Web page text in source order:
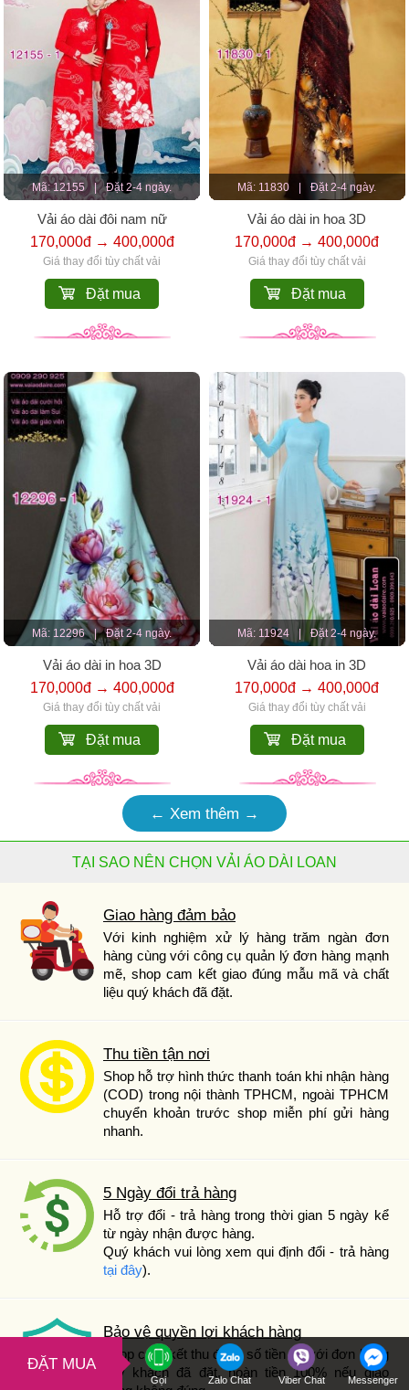
ĐẶT MUA
Gọi Zalo Chat Viber Chat Messenger
Mã: 12155 | Đặt 2-4 ngày.
Vải áo dài đôi nam nữ
170,000đ → 400,000đ
Giá thay đổi tùy chất vải
Đặt mua
Mã: 11830 Đặt 2-4 ngày.
Vải áo dài in hoa 3D
170,000đ → 400,000đ
Giá thay đổi tùy chất vải
Đặt mua
Mã: 12296 | Đặt 2-4 ngày.
Vải áo dài in hoa 3D
170,000đ → 400,000đ
Giá thay đổi tùy chất vải
Đặt mua
Mã: 11924 | Đặt 2-4 ngày.
Vải áo dài hoa in 3D
170,000đ → 400,000đ
Giá thay đổi tùy chất vải
Đặt mua
← Xem thêm →
TẠI SAO NÊN CHỌN VẢI ÁO DÀI LOAN
Giao hàng đảm bảo
Với kinh nghiệm xử lý hàng trăm ngàn đơn
hàng cùng với công cụ quản lý đơn hàng mạnh
mẽ, shop cam kết giao đúng mẫu mã và chất
liệu quý khách đã đặt.
Thu tiền tận nơi
Shop hỗ trợ hình thức thanh toán khi nhận hàng
(COD) trong nội thành TPHCM, ngoài TPHCM
chuyển khoản trước shop miễn phí gửi hàng
nhanh.
5 Ngày đổi trả hàng
Hỗ trợ đổi - trả hàng trong thời gian 5 ngày kể
từ ngày nhận được hàng.
Quý khách vui lòng xem qui định đổi - trả hàng
tại đây).
Bảo vệ quyền lợi khách hàng
Shop cam kết thu đúng số tiền so với đơn hàng
quý khách đã đặt, hoàn tiền 100% nếu giao